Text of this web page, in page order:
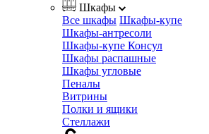
Шкафы
Все шкафы Шкафы-купе
Шкафы-антресоли
Шкафы-купе Консул
Шкафы распашные
Шкафы угловые
Пеналы
Витрины
Полки и ящики
Стеллажи